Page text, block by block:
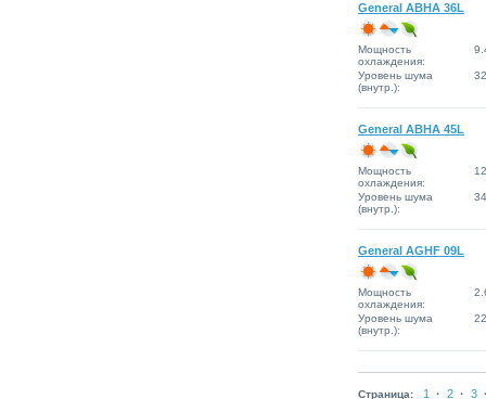
General ABHA 36L
Мощность
охлаждения:
Уровень шума
(внутр.):
General ABHA 45L
Мощность
охлаждения:
Уровень шума
(внутр.):
General AGHF 09L
Мощность
охлаждения:
Уровень шума
(внутр.):
Страница: 1 · 2 · 3